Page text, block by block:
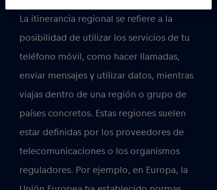
comodidad a los viajeros dentro de la
Itinerancia
internacional:
La itinerancia internacional, por otra
parte, se refiere a la posibilidad de
utilizar tus servicios de telefonía móvil